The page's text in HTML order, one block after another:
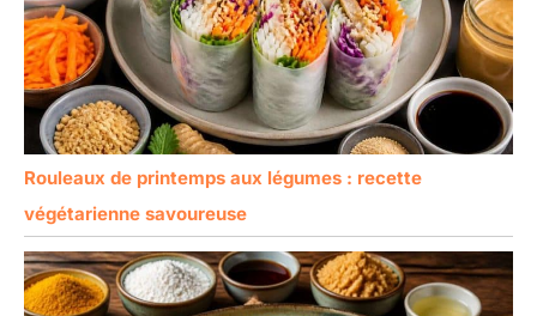
Rouleaux de printemps aux légumes : recette
végétarienne savoureuse